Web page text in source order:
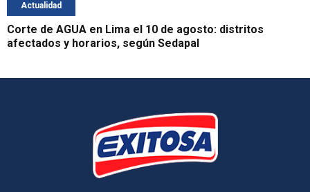
Actualidad
Corte de AGUA en Lima el 10 de agosto: distritos
afectados y horarios, según Sedapal